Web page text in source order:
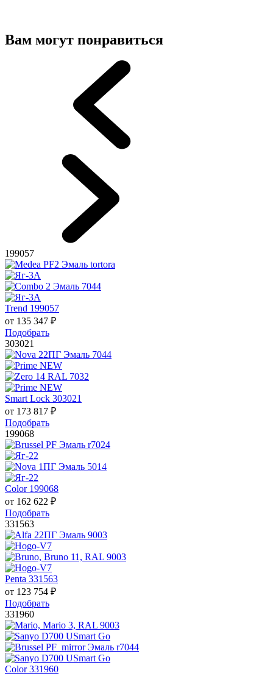
Вам могут понравиться
199057
Trend 199057
от 135 347 ₽
Подобрать
303021
Smart Lock 303021
от 173 817 ₽
Подобрать
199068
Color 199068
от 162 622 ₽
Подобрать
331563
Penta 331563
от 123 754 ₽
Подобрать
331960
Color 331960